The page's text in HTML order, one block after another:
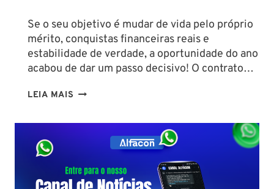
Se o seu objetivo é mudar de vida pelo próprio
mérito, conquistas financeiras reais e
estabilidade de verdade, a oportunidade do ano
acabou de dar um passo decisivo! O contrato…
LEIA MAIS CONCURSO
SC:
CONTRATO
A
FCC